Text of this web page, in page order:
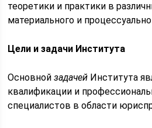
теоретики и практики в
материального и
Цели и задачи Института
Основнойзадачей Института
квалификации и
специалистов в области